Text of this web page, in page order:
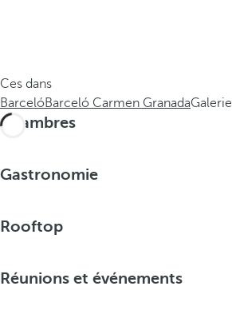
Ces dans
BarcelóBarceló Carmen GranadaGalerie
Chambres
Gastronomie
Rooftop
Réunions et événements